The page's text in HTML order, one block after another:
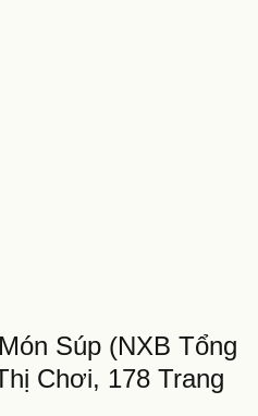
Súp (NXB Tổng
Chơi, 178 Trang